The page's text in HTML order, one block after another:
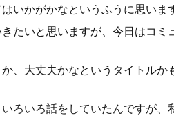
いかがかなというふうに思いま
たいと思いますが、今日はコ
、大丈夫かなというタイトル
ろいろ話をしていたんですが